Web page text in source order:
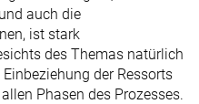
auch die
ist stark
des Themas natürlich
der Ressorts
Phasen des Prozesses.